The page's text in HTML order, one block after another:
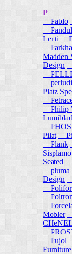
P
Pablo
Pandul
Lenti
Madden
Design
perludi
Platz
Philip
PHOS
Pilat
Plank
Sisplamo
Seated
pluma
Design
Mobler
CHeNEL
Pujol
Furniture